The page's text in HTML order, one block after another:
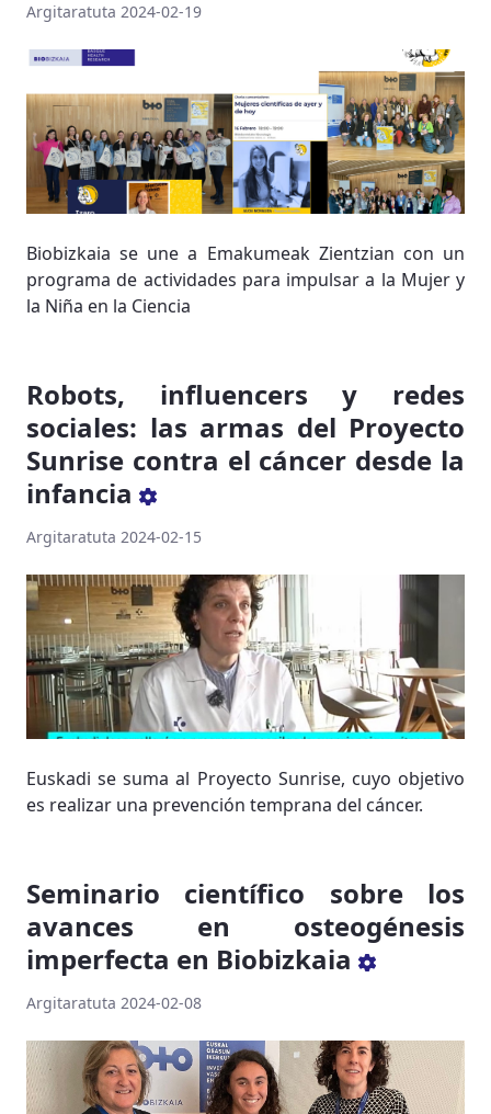
Argitaratuta 2024-02-19
Biobizkaia se une a Emakumeak Zientzian con un
programa de actividades para impulsar a la Mujer y
la Niña en la Ciencia
Robots, influencers y redes
sociales: las armas del Proyecto
Sunrise contra el cáncer desde la
infancia
Argitaratuta 2024-02-15
Euskadi se suma al Proyecto Sunrise, cuyo objetivo
es realizar una prevención temprana del cáncer.
Seminario científico sobre los
avances en osteogénesis
imperfecta en Biobizkaia
Argitaratuta 2024-02-08